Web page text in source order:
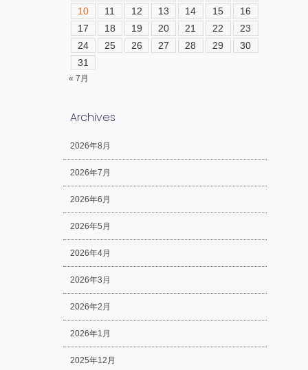
10
11 12 13 14 15
16
17
18 19 20 21 22
23
24
25 26 27 28 29
30
31
« 7月
Archives
2026年8月
2026年7月
2026年6月
2026年5月
2026年4月
2026年3月
2026年2月
2026年1月
2025年12月